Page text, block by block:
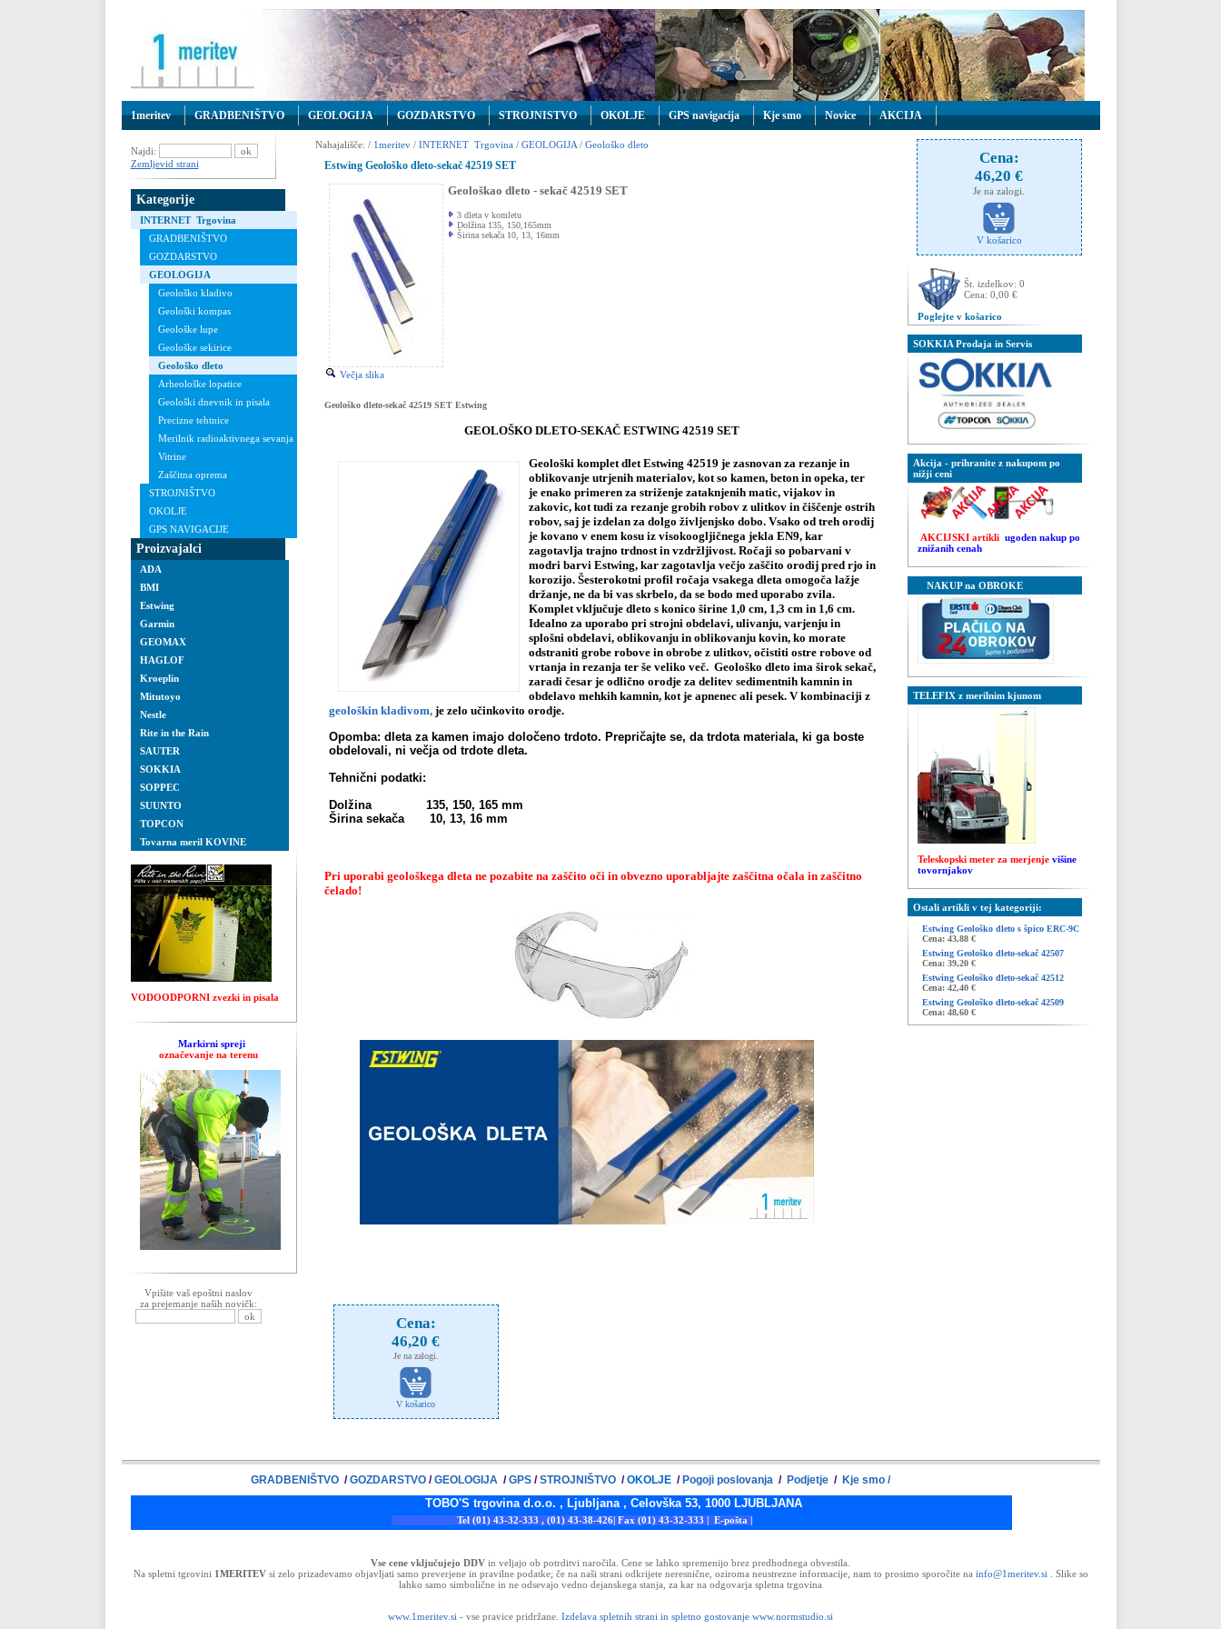
1meritev GRADBENIŠTVO GEOLOGIJA GOZDARSTVO STROJNISTVO OKOLJE GPS navigacija Kje smo Novice AKCIJA
Najdi:
Zemljevid strani
Kategorije
INTERNET Trgovina
GRADBENIŠTVO
GOZDARSTVO
GEOLOGIJA
Geološko kladivo
Geološki kompas
Geološke lupe
Geološke sekirice
Geološko dleto
Arheološke lopatice
Geološki dnevnik in pisala
Precizne tehtnice
Merilnik radioaktivnega sevanja
Vitrine
Zaščitna oprema
STROJNIŠTVO
OKOLJE
GPS NAVIGACIJE
Proizvajalci
ADA
BMI
Estwing
Garmin
GEOMAX
HAGLOF
Kroeplin
Mitutoyo
Nestle
Rite in the Rain
SAUTER
SOKKIA
SOPPEC
SUUNTO
TOPCON
Tovarna meril KOVINE
VODOODPORNI zvezki in pisala
Markirni spreji
označevanje na terenu
Vpišite vaš epoštni naslov
za prejemanje naših novičk:
Nahajališče: / 1meritev/ INTERNET Trgovina/ GEOLOGIJA/ Geološko dleto
Estwing Geološko dleto-sekač 42519 SET
Večja slika
Geološkao dleto - sekač 42519 SET
3 dleta v komletu
Dolžina 135, 150,165mm
Širina sekača 10, 13, 16mm
Geološko dleto-sekač 42519 SET Estwing
GEOLOŠKO DLETO-SEKAČ ESTWING 42519 SET
Geološki kompletdlet Estwing 42519 je zasnovan za rezanje in
oblikovanje utrjenih materialov, kot so kamen, beton in opeka, ter
je enako primeren za striženje zataknjenih matic, vijakov in
zakovic, kot tudi za rezanje grobih robov z ulitkov in čiščenje ostrih
robov, saj je izdelan za dolgo življenjsko dobo. Vsako od treh orodij
je kovano v enem kosu iz visokoogljičnega jekla EN9, kar
zagotavlja trajno trdnost in vzdržljivost. Ročaji so pobarvani v
modri barvi Estwing, kar zagotavlja večjo zaščito orodij pred rjo in
korozijo. Šesterokotni profil ročaja vsakega dleta omogoča lažje
držanje, ne da bi vas skrbelo, da se bodo med uporabo zvila.
Komplet vključuje dleto s konico širine 1,0 cm, 1,3 cm in 1,6 cm.
Idealno za uporabo pri strojni obdelavi, ulivanju, varjenju in
splošni obdelavi, oblikovanju in oblikovanju kovin, ko morate
odstraniti grobe robove in obrobe z ulitkov, očistiti ostre robove od
vrtanja in rezanja ter še veliko več. Geološko dleto ima širok sekač,
zaradi česar je odlično orodje za delitev sedimentnih kamnin in
obdelavo mehkih kamnin, kot je apnenec ali pesek. V kombinaciji z
geološkin kladivom, je zelo učinkovito orodje.
Opomba: dleta za kamen imajo določeno trdoto. Prepričajte se, da trdota materiala, ki ga boste
obdelovali, ni večja od trdote dleta.
Tehnični podatki:
Dolžina 135, 150, 165 mm
Širina sekača 10, 13, 16 mm
Pri uporabi geološkega dleta ne pozabite na zaščito oči in obvezno uporabljajte zaščitna očala in zaščitno
čelado!
Cena:
46,20 €
Je na zalogi.
V košarico
Cena:
46,20 €
Je na zalogi.
V košarico
Št. izdelkov: 0
Cena: 0,00 €
Poglejte v košarico
SOKKIA Prodaja in Servis
Akcija - prihranite z nakupom po
nižji ceni
AKCIJSKI artikli ugoden nakup po
znižanih cenah
NAKUP na OBROKE
TELEFIX z merilnim kjunom
Teleskopski meter za merjenjevišine
tovornjakov
Ostali artikli v tej kategoriji:
Estwing Geološko dleto s špico ERC-9C
Cena: 43,88 €
Estwing Geološko dleto-sekač 42507
Cena: 39,20 €
Estwing Geološko dleto-sekač 42512
Cena: 42,40 €
Estwing Geološko dleto-sekač 42509
Cena: 48,60 €
GRADBENIŠTVO /GOZDARSTVO /GEOLOGIJA /GPS /STROJNIŠTVO /OKOLJE / Pogoji poslovanja / Podjetje / Kje smo /
TOBO'S trgovina d.o.o. , Ljubljana , Celovška 53, 1000 LJUBLJANA
Tel (01) 43-32-333 , (01) 43-38-426| Fax (01) 43-32-333 | E-pošta
Vse cene vključujejo DDV in veljajo ob potrditvi naročila. Cene se lahko spremenijo brez predhodnega obvestila.
Na spletni tgrovini 1MERITEVsi zelo prizadevamo objavljati samo preverjene in pravilne podatke; če na naši strani odkrijete neresnične, oziroma neustrezne informacije, nam to prosimo sporočite na info@1meritev.si . Slike so
lahko samo simbolične in ne odsevajo vedno dejanskega stanja, za kar na odgovarja spletna trgovina
www.1meritev.si - vse pravice pridržane. Izdelava spletnih strani in spletno gostovanje www.normstudio.si